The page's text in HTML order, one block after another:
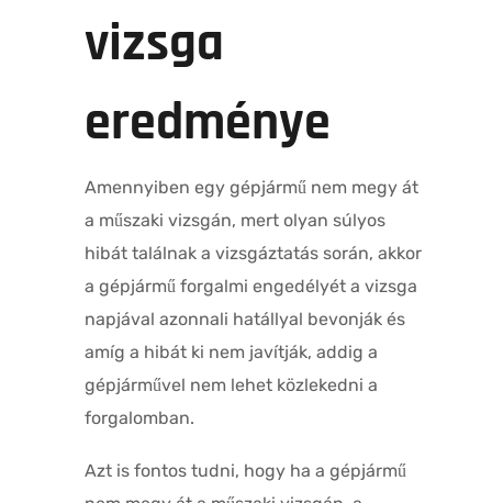
vizsga
eredménye
Amennyiben egy gépjármű nem megy át
a műszaki vizsgán, mert olyan súlyos
hibát találnak a vizsgáztatás során, akkor
a gépjármű forgalmi engedélyét a vizsga
napjával azonnali hatállyal bevonják és
amíg a hibát ki nem javítják, addig a
gépjárművel nem lehet közlekedni a
forgalomban.
Azt is fontos tudni, hogy ha a gépjármű